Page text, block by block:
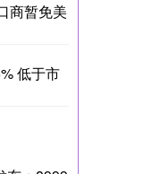
商暂免美
低于市